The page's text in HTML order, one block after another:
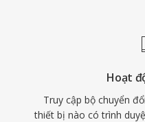
Hoạt
Truy cập bộ chuyển
thiết bị nào có trình